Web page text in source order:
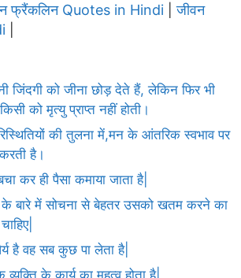
फ्रैंकलिन Quotes in Hindi |जीवन
जिंदगी को जीना छोड़ देते हैं, लेकिन फिर भी
को मृत्यु प्राप्त नहीं होती।
की तुलना में,मन के आंतरिक स्वभाव पर
है।
कर ही पैसा कमाया जाता है|
के बारे में सोचना से बेहतर उसको खतम करने का
है वह सब कुछ पा लेता है|
के कार्य का महत्व होता है|